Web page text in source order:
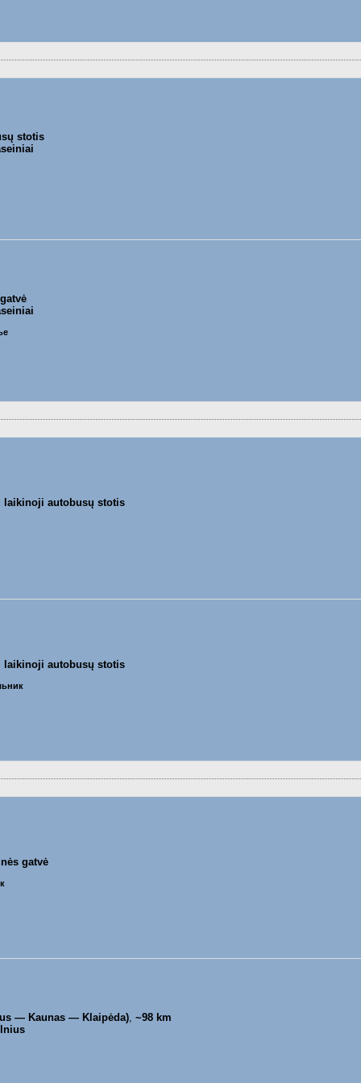
stotis
laikinoji autobusų stotis
laikinoji autobusų stotis
gatvė
— Kaunas — Klaipėda), ~98 km